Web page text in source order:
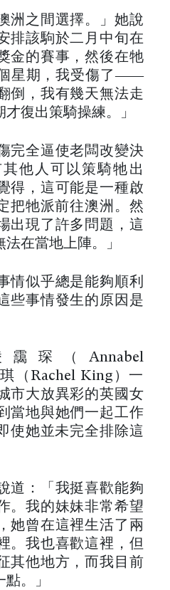
洲之間選擇。」她說
排該駒於二月中旬在
金的賽事，然後在牠
星期，我受傷了——
倒，我有幾天無法走
復出策騎操練。」
完全逼使老闆改變決
他人可以策騎牠出
得，這可能是一種啟
牠派前往澳洲。然
出現了許多問題，這
在當地上陣。」
情似乎總是能夠順利
些事情發生的原因是
靄琛（Annabel
（Rachel King）一
市大放異彩的英國女
當地與她們一起工作
她並未完全排除這
道：「我挺喜歡能夠
。我的妹妹非常希望
她曾在這裡生活了兩
。我也喜歡這裡，但
其他地方，而我目前
。」